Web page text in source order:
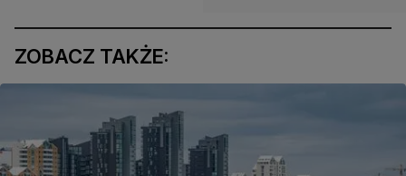
ZOBACZ TAKŻE: